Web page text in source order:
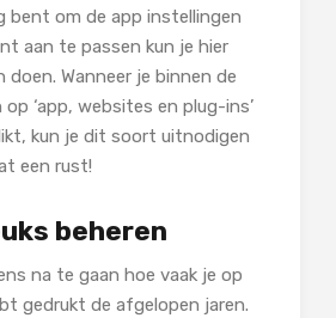
bent om de app instellingen
aan te passen kun je hier
doen. Wanneer je binnen de
‘app, websites en plug-ins’
kun je dit soort uitnodigen
een rust!
beheren
na te gaan hoe vaak je op
gedrukt de afgelopen jaren.